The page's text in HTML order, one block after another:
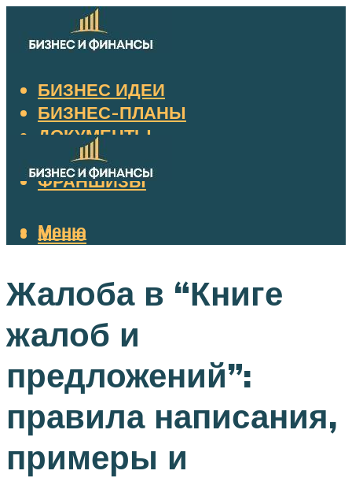
БИЗНЕС ИДЕИ
БИЗНЕС-ПЛАНЫ
ДОКУМЕНТЫ
НАЛОГИ
ФРАНШИЗЫ
Меню
Меню
Жалоба в “Книге
жалоб и
предложений”:
правила написания,
примеры и